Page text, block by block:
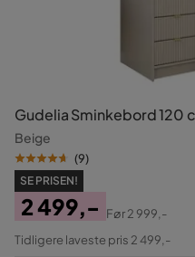
Gudelia Sminkebord 120
Beige
(9)
SE PRISEN!
Pris
2 499,-
Original
Før2 999,-
Tidligere laveste pris 2 499,-